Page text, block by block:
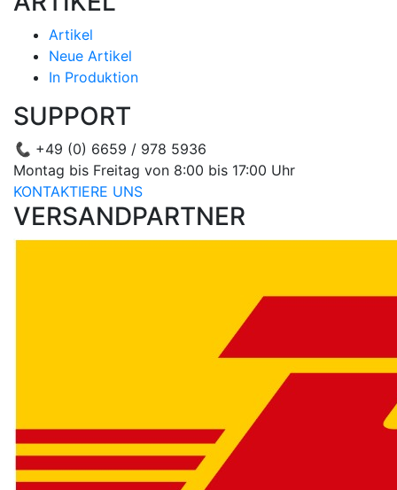
Artikel
Neue Artikel
In Produktion
SUPPORT
📞 +49 (0) 6659 / 978 5936
Montag bis Freitag von 8:00 bis 17:00 Uhr
KONTAKTIERE UNS
VERSANDPARTNER